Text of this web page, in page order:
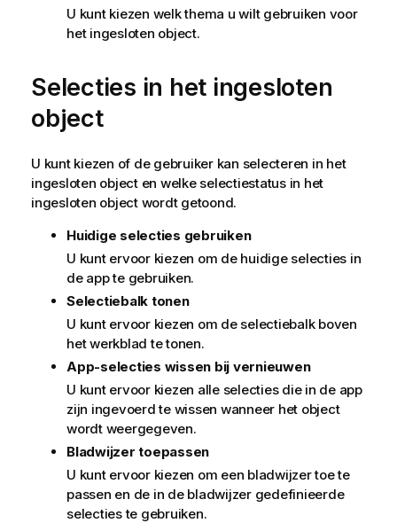
U kunt kiezen welk thema u wilt gebruiken voor
het ingesloten object.
Selecties in het ingesloten
object
U kunt kiezen of de gebruiker kan selecteren in het
ingesloten object en welke selectiestatus in het
ingesloten object wordt getoond.
Huidige selecties gebruiken
U kunt ervoor kiezen om de huidige selecties in
de app te gebruiken.
Selectiebalk tonen
U kunt ervoor kiezen om de selectiebalk boven
het werkblad te tonen.
App-selecties wissen bij vernieuwen
U kunt ervoor kiezen alle selecties die in de app
zijn ingevoerd te wissen wanneer het object
wordt weergegeven.
Bladwijzer toepassen
U kunt ervoor kiezen om een bladwijzer toe te
passen en de in de bladwijzer gedefinieerde
selecties te gebruiken.